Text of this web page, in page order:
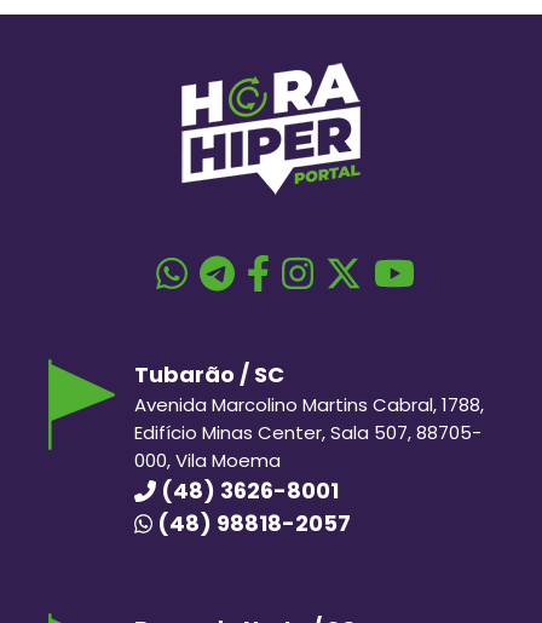
Tubarão / SC
Avenida Marcolino Martins Cabral, 1788,
Edifício Minas Center, Sala 507, 88705-
000, Vila Moema
(48) 3626-8001
(48) 98818-2057